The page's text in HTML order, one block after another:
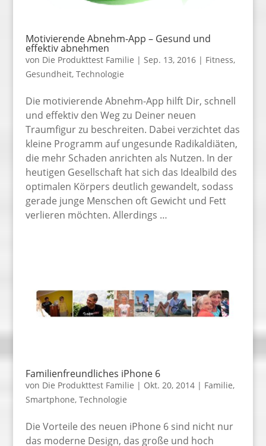
Motivierende Abnehm-App – Gesund und
effektiv abnehmen
von Die Produkttest Familie | Sep. 13, 2016| Fitness,
Gesundheit, Technologie
Die motivierende Abnehm-App hilft Dir, schnell
und effektiv den Weg zu Deiner neuen
Traumfigur zu beschreiten. Dabei verzichtet das
kleine Programm auf ungesunde Radikaldiäten,
die mehr Schaden anrichten als Nutzen. In der
heutigen Gesellschaft hat sich das Idealbild des
optimalen Körpers deutlich gewandelt, sodass
gerade junge Menschen oft Gewicht und Fett
verlieren möchten. Allerdings …
Familienfreundliches iPhone 6
von Die Produkttest Familie | Okt. 20, 2014| Familie,
Smartphone, Technologie
Die Vorteile des neuen iPhone 6 sind nicht nur
das moderne Design, das große und hoch